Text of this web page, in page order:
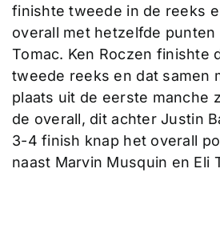
finishte tweede in de reeks
overall met hetzelfde punten
Tomac. Ken Roczen finishte
tweede reeks en dat samen
plaats uit de eerste manche
de overall, dit achter Justin
3-4 finish knap het overall
naast Marvin Musquin en Eli